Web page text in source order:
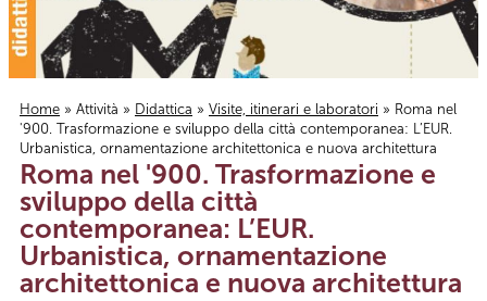
Tu sei qui
Home » Attività » Didattica » Visite, itinerari e laboratori » Roma nel
'900. Trasformazione e sviluppo della città contemporanea: L’EUR.
Urbanistica, ornamentazione architettonica e nuova architettura
Roma nel '900. Trasformazione e
sviluppo della città
contemporanea: L’EUR.
Urbanistica, ornamentazione
architettonica e nuova architettura